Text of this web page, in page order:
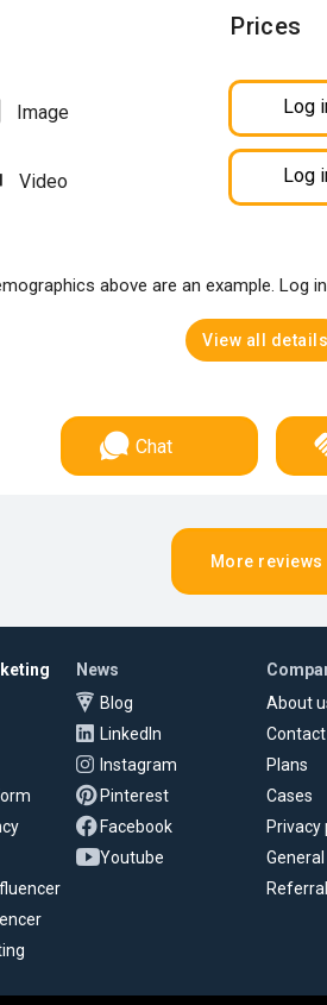
Prices
Image Log
Video Log
above are an example. Log
View all details
Chat
More reviews
News
Blog
LinkedIn
Instagram
Pinterest
Facebook
Youtube
About
Contact
Plans
Cases
Privacy